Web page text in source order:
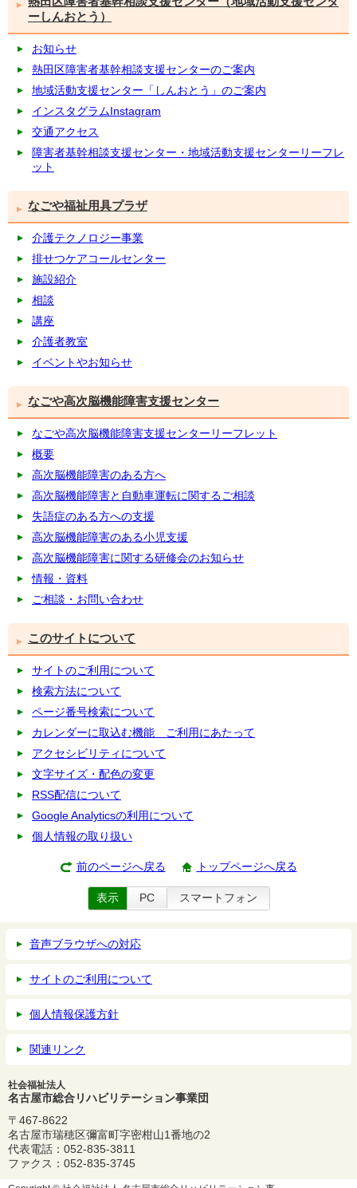
ーしんおとう）
お知らせ
熱田区障害者基幹相談支援センターのご案内
地域活動支援センター「しんおとう」のご案内
インスタグラムInstagram
交通アクセス
障害者基幹相談支援センター・地域活動支援センターリーフレ
ット
なごや福祉用具プラザ
介護テクノロジー事業
排せつケアコールセンター
施設紹介
相談
講座
介護者教室
イベントやお知らせ
なごや高次脳機能障害支援センター
なごや高次脳機能障害支援センターリーフレット
概要
高次脳機能障害のある方へ
高次脳機能障害と自動車運転に関するご相談
失語症のある方への支援
高次脳機能障害のある小児支援
高次脳機能障害に関する研修会のお知らせ
情報・資料
ご相談・お問い合わせ
このサイトについて
サイトのご利用について
検索方法について
ページ番号検索について
カレンダーに取込む機能 ご利用にあたって
アクセシビリティについて
文字サイズ・配色の変更
RSS配信について
Google Analyticsの利用について
個人情報の取り扱い
前のページへ戻る トップページへ戻る
表示 PC スマートフォン
音声ブラウザへの対応
サイトのご利用について
個人情報保護方針
関連リンク
社会福祉法人
名古屋市総合リハビリテーション事業団
〒467-8622
名古屋市瑞穂区彌富町字密柑山1番地の2
代表電話：052-835-3811
ファクス：052-835-3745